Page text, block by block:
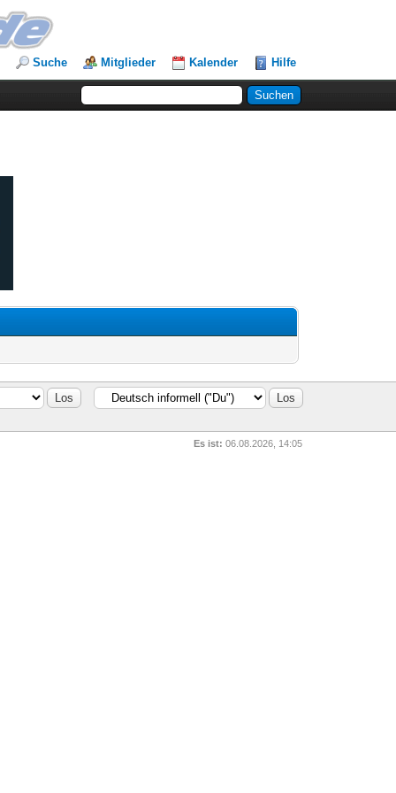
Suche Mitglieder Kalender Hilfe
Es ist: 06.08.2026, 14:05